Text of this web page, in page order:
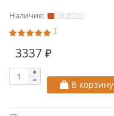
Наличие:
1
3337 ₽
В корзину